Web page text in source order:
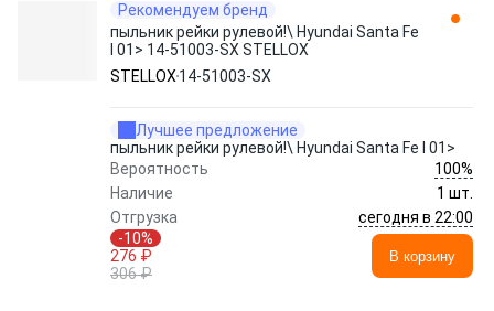
Рекомендуем бренд
пыльник рейки рулевой!\ Hyundai Santa Fe
I 01> 14-51003-SX STELLOX
STELLOX 14-51003-SX
Лучшее предложение
пыльник рейки рулевой!\ Hyundai Santa Fe I 01>
Вероятность
100%
Наличие
1 шт.
Отгрузка
сегодня в 22:00
-10%
276 ₽
306 ₽
В корзину